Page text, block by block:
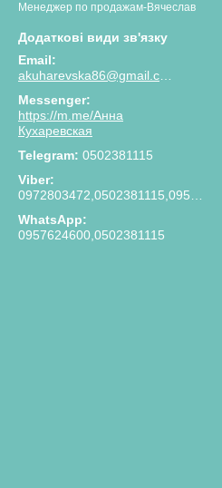
Менеджер по продажам-Вячеслав
https://m.me/Анна
Кухаревская
0502381115
0972803472,0502381115,0957624600
0957624600,0502381115